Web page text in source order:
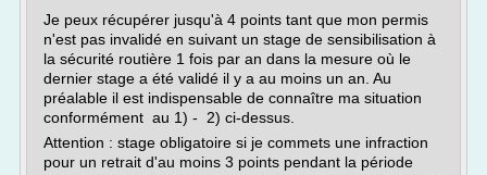
Je peux récupérer jusqu'à 4 points tant que mon permis
n'est pas invalidé en suivant un stage de sensibilisation à
la sécurité routière 1 fois par an dans la mesure où le
dernier stage a été validé il y a au moins un an. Au
préalable il est indispensable de connaître ma situation
conformément au 1) - 2) ci-dessus.
Attention : stage obligatoire si je commets une infraction
pour un retrait d'au moins 3 points pendant la période